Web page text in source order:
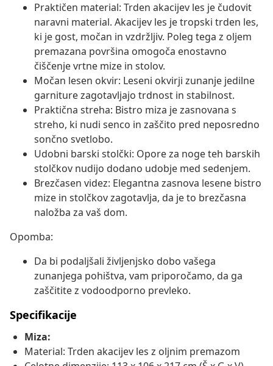
Praktičen material: Trden akacijev les je čudovit
naravni material. Akacijev les je tropski trden les,
ki je gost, močan in vzdržljiv. Poleg tega z oljem
premazana površina omogoča enostavno
čiščenje vrtne mize in stolov.
Močan lesen okvir: Leseni okvirji zunanje jedilne
garniture zagotavljajo trdnost in stabilnost.
Praktična streha: Bistro miza je zasnovana s
streho, ki nudi senco in zaščito pred neposredno
sončno svetlobo.
Udobni barski stolčki: Opore za noge teh barskih
stolčkov nudijo dodano udobje med sedenjem.
Brezčasen videz: Elegantna zasnova lesene bistro
mize in stolčkov zagotavlja, da je to brezčasna
naložba za vaš dom.
Opomba:
Da bi podaljšali življenjsko dobo vašega
zunanjega pohištva, vam priporočamo, da ga
zaščitite z vodoodporno prevleko.
Specifikacije
Miza:
Material: Trden akacijev les z oljnim premazom